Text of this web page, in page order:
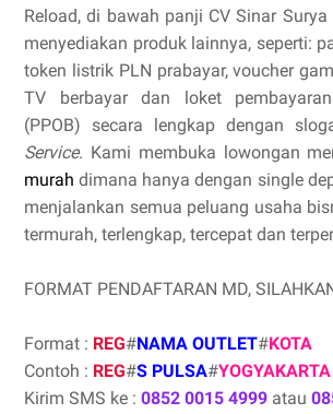
Reload, di bawah panji CV Sinar Surya
menyediakan produk lainnya, seperti:
token listrik PLN prabayar, voucher
TV berbayar dan loket
(PPOB) secara lengkap dengan
Service. Kami membuka lowongan
murah dimana hanya dengan single
menjalankan semua peluang usaha
termurah, terlengkap, tercepat dan
FORMAT PENDAFTARAN MD,
Format : REG#NAMA OUTLET#KOTA
Contoh : REG#S PULSA#YOGYAKARTA
Kirim SMS ke : 0852 0015 4999 atau